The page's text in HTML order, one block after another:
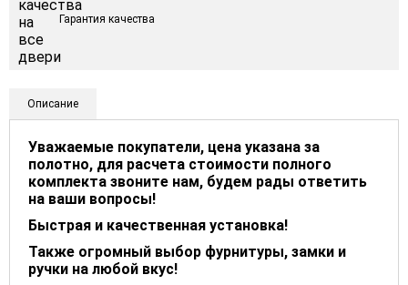
Гарантия качества
Описание
Уважаемые покупатели, цена указана за
полотно, для расчета стоимости полного
комплекта звоните нам, будем рады ответить
на ваши вопросы!
Быстрая и качественная установка!
Также огромный выбор фурнитуры, замки и
ручки на любой вкус!